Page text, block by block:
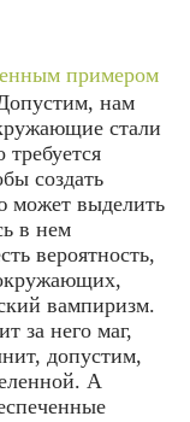
примером
нам
стали
создать
может выделить
в нем
вероятность,
вампиризм.
за него маг,
допустим,
А